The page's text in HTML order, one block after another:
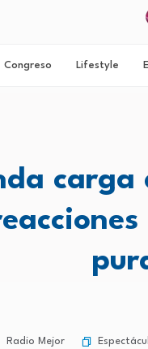
Congreso Lifestyle
Radio Mejor